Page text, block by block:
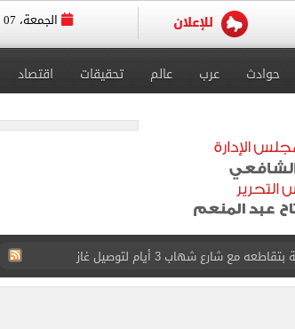
الجمعة، 07 أغسطس 2026
حوادث عرب عالم تحقيقات اقتصاد
شارع شهاب 3 أيام لتوصيل غاز
بيلبورد عربية لـ68 أسبوعا